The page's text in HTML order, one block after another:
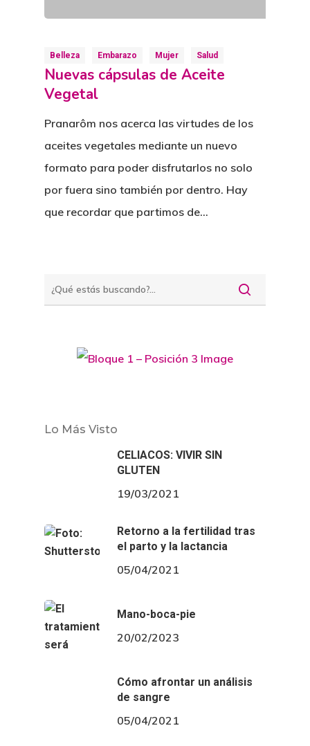
Belleza Embarazo Mujer Salud
Nuevas cápsulas de Aceite
Vegetal
Pranarôm nos acerca las virtudes de los
aceites vegetales mediante un nuevo
formato para poder disfrutarlos no solo
por fuera sino también por dentro. Hay
que recordar que partimos de…
Lo Más Visto
CELIACOS: VIVIR SIN
GLUTEN
19/03/2021
Retorno a la fertilidad tras
el parto y la lactancia
05/04/2021
Mano-boca-pie
20/02/2023
Cómo afrontar un análisis
de sangre
05/04/2021